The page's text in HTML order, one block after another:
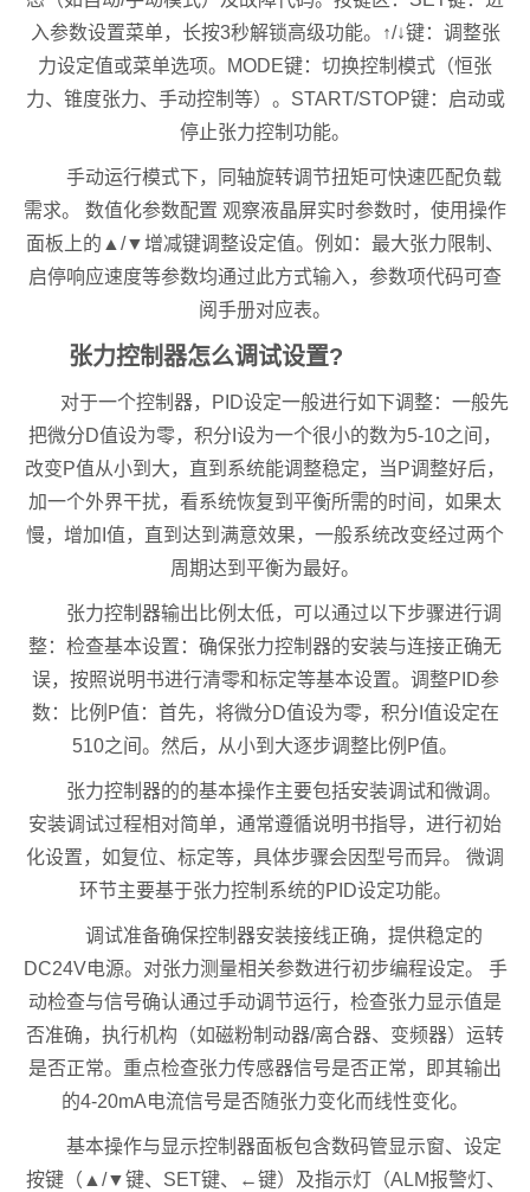
入参数设置菜单，长按3秒解锁高级功能。↑/↓键：调整张
力设定值或菜单选项。MODE键：切换控制模式（恒张
力、锥度张力、手动控制等）。START/STOP键：启动或
停止张力控制功能。
手动运行模式下，同轴旋转调节扭矩可快速匹配负载
需求。 数值化参数配置 观察液晶屏实时参数时，使用操作
面板上的▲/▼增减键调整设定值。例如：最大张力限制、
启停响应速度等参数均通过此方式输入，参数项代码可查
阅手册对应表。
张力控制器怎么调试设置?
对于一个控制器，PID设定一般进行如下调整：一般先
把微分D值设为零，积分I设为一个很小的数为5-10之间，
改变P值从小到大，直到系统能调整稳定，当P调整好后，
加一个外界干扰，看系统恢复到平衡所需的时间，如果太
慢，增加I值，直到达到满意效果，一般系统改变经过两个
周期达到平衡为最好。
张力控制器输出比例太低，可以通过以下步骤进行调
整：检查基本设置：确保张力控制器的安装与连接正确无
误，按照说明书进行清零和标定等基本设置。调整PID参
数：比例P值：首先，将微分D值设为零，积分I值设定在
510之间。然后，从小到大逐步调整比例P值。
张力控制器的的基本操作主要包括安装调试和微调。
安装调试过程相对简单，通常遵循说明书指导，进行初始
化设置，如复位、标定等，具体步骤会因型号而异。 微调
环节主要基于张力控制系统的PID设定功能。
调试准备确保控制器安装接线正确，提供稳定的
DC24V电源。对张力测量相关参数进行初步编程设定。 手
动检查与信号确认通过手动调节运行，检查张力显示值是
否准确，执行机构（如磁粉制动器/离合器、变频器）运转
是否正常。重点检查张力传感器信号是否正常，即其输出
的4-20mA电流信号是否随张力变化而线性变化。
基本操作与显示控制器面板包含数码管显示窗、设定
按键（▲/▼键、SET键、←键）及指示灯（ALM报警灯、